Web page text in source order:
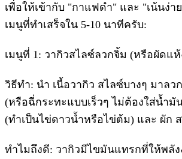
เพื่อให้เข้ากับ "กาแฟดำ" และ "เน้นง่า
เมนูที่ทำเสร็จใน 5-10 นาทีครับ:
เมนูที่ 1: วากิวสไลซ์ลวกจิ้ม (หรือผัดแ
วิธีทำ: นำ เนื้อวากิว สไลซ์บางๆ มาลว
(หรือฉี่กระทะแบบเร็วๆ ไม่ต้องใส่น้ำมั
(ทำเป็นไข่ดาวน้ำหรือไข่ต้ม) และ ผัก
ทำไมถึงดี: วากิวมีไขมันแทรกที่ให้พลั